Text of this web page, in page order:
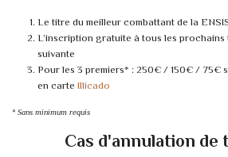
Le titre du meilleur combattant de la
L’inscription gratuite à tous les
suivante
Pour les 3 premiers* : 250€ / 150€ / 75€
en carte Illicado
* Sans minimum requis
Cas d'annulation de